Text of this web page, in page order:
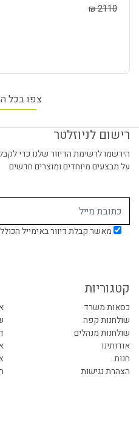
2110
₪
צפו בכל
רישום לניוזלטר
הירשמו לרשימת הדיוור שלנו כדי
על מבצעים מיוחדים ומוצרים חדשים
מאשר קבלת דיוור באימייל
קטגוריות
כסאות משרד
שולחנות קפה
שולחנות מנהלים
אודותינו
חנות
הצהרת נגישות